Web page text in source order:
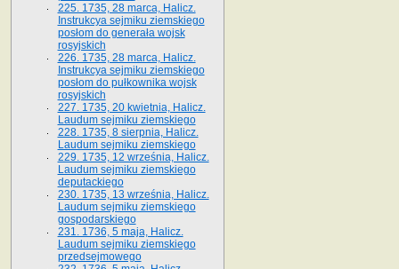
225. 1735, 28 marca, Halicz.
Instrukcya sejmiku ziemskiego
posłom do generała wojsk
rosyjskich
226. 1735, 28 marca, Halicz.
Instrukcya sejmiku ziemskiego
posłom do pułkownika wojsk
rosyjskich
227. 1735, 20 kwietnia, Halicz.
Laudum sejmiku ziemskiego
228. 1735, 8 sierpnia, Halicz.
Laudum sejmiku ziemskiego
229. 1735, 12 września, Halicz.
Laudum sejmiku ziemskiego
deputackiego
230. 1735, 13 września, Halicz.
Laudum sejmiku ziemskiego
gospodarskiego
231. 1736, 5 maja, Halicz.
Laudum sejmiku ziemskiego
przedsejmowego